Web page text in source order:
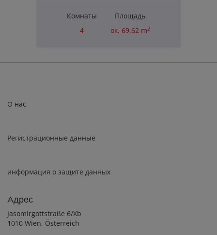
Комнаты
4
Площадь
ок. 69,62 m2
О нас
Регистрационные данные
информация о защите данных
Aдрес
Jasomirgottstraße 6/Xb
1010 Wien, Österreich